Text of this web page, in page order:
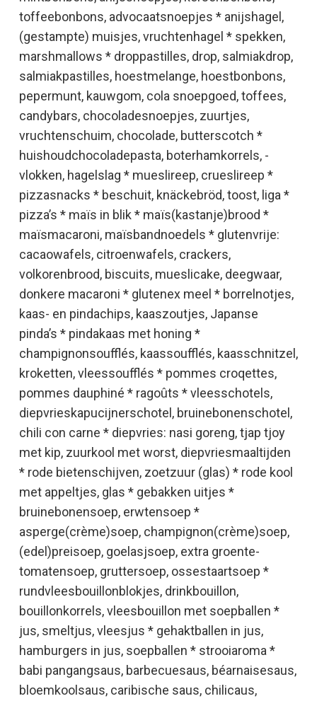
toffeebonbons, advocaatsnoepjes * anijshagel,
(gestampte) muisjes, vruchtenhagel * spekken,
marshmallows * droppastilles, drop, salmiakdrop,
salmiakpastilles, hoestmelange, hoestbonbons,
pepermunt, kauwgom, cola snoepgoed, toffees,
candybars, chocoladesnoepjes, zuurtjes,
vruchtenschuim, chocolade, butterscotch *
huishoudchocoladepasta, boterhamkorrels, -
vlokken, hagelslag * mueslireep, crueslireep *
pizzasnacks * beschuit, knäckebröd, toost, liga *
pizza’s * maïs in blik * maïs(kastanje)brood *
maïsmacaroni, maïsbandnoedels * glutenvrije:
cacaowafels, citroenwafels, crackers,
volkorenbrood, biscuits, mueslicake, deegwaar,
donkere macaroni * glutenex meel * borrelnotjes,
kaas- en pindachips, kaaszoutjes, Japanse
pinda’s * pindakaas met honing *
champignonsoufflés, kaassoufflés, kaasschnitzel,
kroketten, vleessoufflés * pommes croqettes,
pommes dauphiné * ragoûts * vleesschotels,
diepvrieskapucijnerschotel, bruinebonenschotel,
chili con carne * diepvries: nasi goreng, tjap tjoy
met kip, zuurkool met worst, diepvriesmaaltijden
* rode bietenschijven, zoetzuur (glas) * rode kool
met appeltjes, glas * gebakken uitjes *
bruinebonensoep, erwtensoep *
asperge(crème)soep, champignon(crème)soep,
(edel)preisoep, goelasjsoep, extra groente-
tomatensoep, gruttersoep, ossestaartsoep *
rundvleesbouillonblokjes, drinkbouillon,
bouillonkorrels, vleesbouillon met soepballen *
jus, smeltjus, vleesjus * gehaktballen in jus,
hamburgers in jus, soepballen * strooiaroma *
babi pangangsaus, barbecuesaus, béarnaisesaus,
bloemkoolsaus, caribische saus, chilicaus,